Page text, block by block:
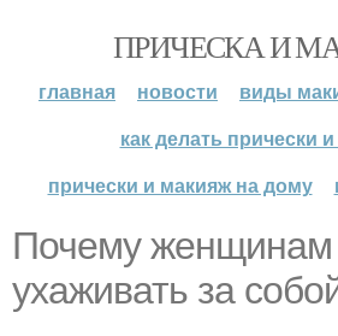
ПРИЧЕСКА И
главная новости
виды
как делать прически
прически и макияж на дому
Почему женщинам
ухаживать за